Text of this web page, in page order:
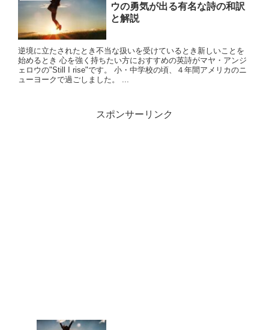
ウの勇気が出る有名な詩の和訳
と解説
逆境に立たされたとき不当な扱いを受けているとき新しいことを
始めるとき 心を強く持ちたい方におすすめの英詩がマヤ・アンジ
ェロウの"Still I rise"です。 小・中学校の頃、４年間アメリカのニ
ューヨークで過ごしました。 ...
スポンサーリンク